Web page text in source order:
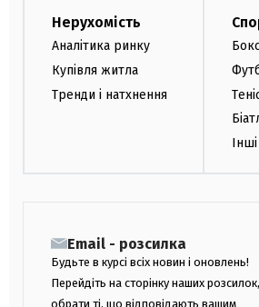
Нерухомість
Аналітика ринку
Купівля житла
Тренди і натхнення
Бокс
Email - розсилка
Будьте в курсі всіх новин і оновлень!
Перейдіть на сторінку наших
обрати ті, що відповідають вашим